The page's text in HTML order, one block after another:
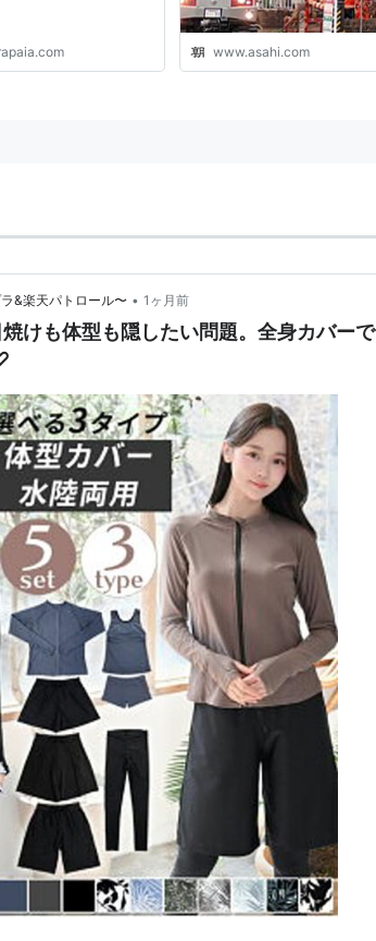
www.asahi.com
&楽天パトロール〜 • 1ヶ月前
けも体型も隠したい問題。全身カバーで